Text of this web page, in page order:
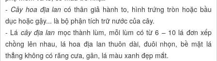
- Cây hoa địa lan có thân giả hành to, hình trứng tròn hoặc bầu
dục hoặc gậy... là bộ phận tích trữ nước của cây.
- Lá cây địa lan mọc thành lùm, mỗi lùm có từ 6 – 10 lá đơn xếp
chồng lên nhau, lá hoa địa lan thuôn dài, đuôi nhọn, bề mặt lá
thẳng không có răng cưa, gân, lá màu xanh đẹp mắt.